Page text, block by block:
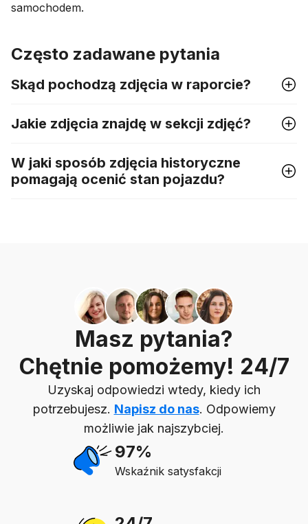
samochodem.
Często zadawane pytania
Skąd pochodzą zdjęcia w raporcie?
Jakie zdjęcia znajdę w sekcji zdjęć?
W jaki sposób zdjęcia historyczne
pomagają ocenić stan pojazdu?
Masz pytania?
Chętnie pomożemy! 24/7
Uzyskaj odpowiedzi wtedy, kiedy ich
potrzebujesz. Napisz do nas. Odpowiemy
możliwie jak najszybciej.
97%
Wskaźnik satysfakcji